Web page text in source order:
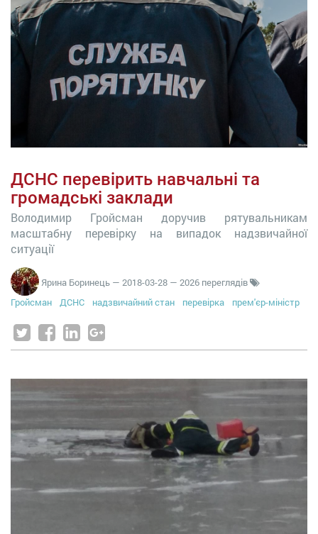
ДСНС перевірить навчальні та
громадські заклади
Володимир Гройсман доручив рятувальникам
масштабну перевірку на випадок надзвичайної
ситуації
Ярина Боринець — 2018-03-28 — 2026 переглядів
Гройсман
ДСНС надзвичайний стан перевірка прем'єр-міністр